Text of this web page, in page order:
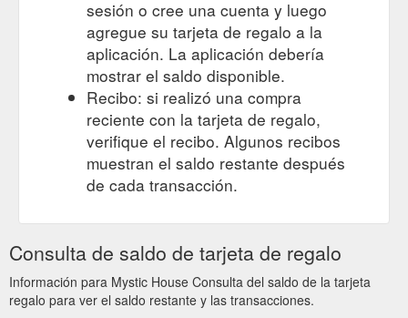
sesión o cree una cuenta y luego
agregue su tarjeta de regalo a la
aplicación. La aplicación debería
mostrar el saldo disponible.
Recibo: si realizó una compra
reciente con la tarjeta de regalo,
verifique el recibo. Algunos recibos
muestran el saldo restante después
de cada transacción.
Consulta de saldo de tarjeta de regalo
Información para Mystic House Consulta del saldo de la tarjeta
regalo para ver el saldo restante y las transacciones.